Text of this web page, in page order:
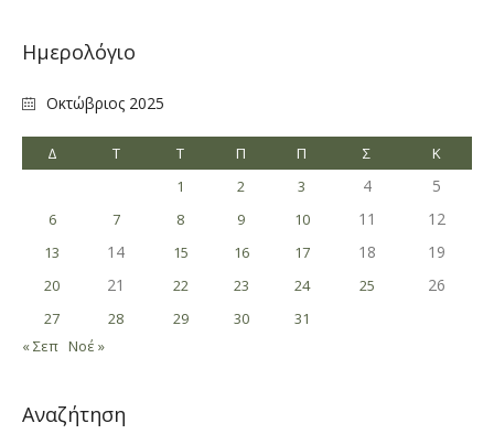
Ημερολόγιο
Οκτώβριος 2025
Δ Τ Τ Π Π Σ
Κ
1
2 3 4 5
6 7 8 9 10 11 12
13 14 15 16 17 18 19
20 21 22 23 24 25 26
27 28 29 30
31
« Σεπ Νοέ »
Αναζήτηση